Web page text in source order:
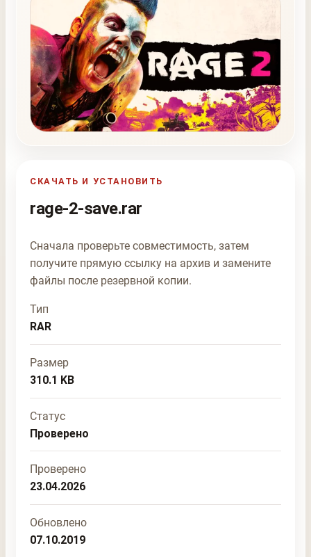
СКАЧАТЬ И УСТАНОВИТЬ
rage-2-save.rar
Сначала проверьте совместимость, затем
получите прямую ссылку на архив и замените
файлы после резервной копии.
Тип
RAR
Размер
310.1 KB
Статус
Проверено
Проверено
23.04.2026
Обновлено
07.10.2019